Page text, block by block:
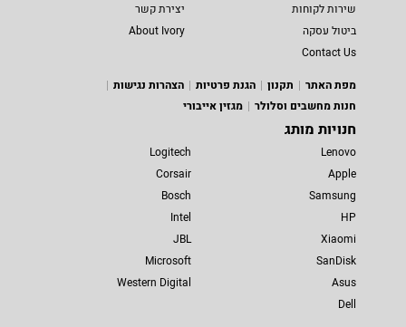
שירות לקוחות
יצירת קשר
ביטול עסקה
About Ivory
Contact Us
מפת האתר
תקנון הגנת פרטיות
הצהרות נגישות
חנות מחשבים וסלולר
מגזין אייבורי
חנויות מותג
Lenovo
Apple
Samsung
HP
Xiaomi
SanDisk
Asus
Dell
Logitech
Corsair
Bosch
Intel
JBL
Microsoft
Western Digital